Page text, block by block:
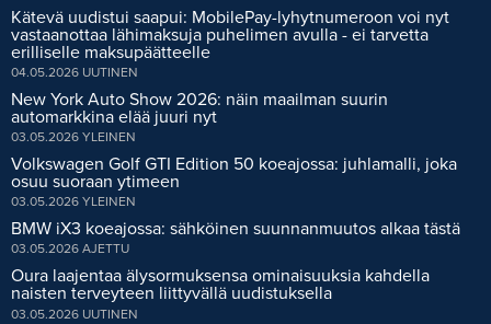
Kätevä uudistui saapui: MobilePay-lyhytnumeroon voi nyt
vastaanottaa lähimaksuja puhelimen avulla - ei tarvetta
erilliselle maksupäätteelle
04.05.2026 UUTINEN
New York Auto Show 2026: näin maailman suurin
automarkkina elää juuri nyt
03.05.2026 YLEINEN
Volkswagen Golf GTI Edition 50 koeajossa: juhlamalli, joka
osuu suoraan ytimeen
03.05.2026 YLEINEN
BMW iX3 koeajossa: sähköinen suunnanmuutos alkaa tästä
03.05.2026 AJETTU
Oura laajentaa älysormuksensa ominaisuuksia kahdella
naisten terveyteen liittyvällä uudistuksella
03.05.2026 UUTINEN